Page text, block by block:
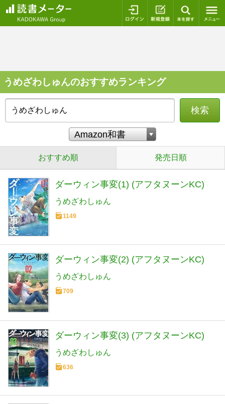
ログイン 新規登録
うめざわしゅんのおすすめランキング
検索
おすすめ順 発売日順
ダーウィン事変(1) (アフタヌーンKC)
うめざわしゅん
1149
ダーウィン事変(2) (アフタヌーンKC)
うめざわしゅん
709
ダーウィン事変(3) (アフタヌーンKC)
うめざわしゅん
636